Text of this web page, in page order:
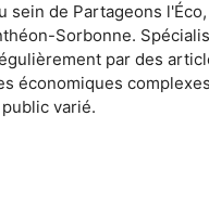
sein de Partageons
Sorbonne.
par des
économiques
varié.